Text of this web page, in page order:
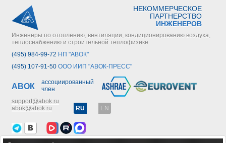
НЕКОММЕРЧЕСКОЕ
ПАРТНЕРСТВО
ИНЖЕНЕРОВ
Инженеры по отоплению, вентиляции, кондиционированию воздуха,
теплоснабжению и строительной теплофизике
(495) 984-99-72 НП "АВОК"
(495) 107-91-50 ООО ИИП "АВОК-ПРЕСС"
АВОК
ассоциированный
член
support@abok.ru
abok@abok.ru
RU EN